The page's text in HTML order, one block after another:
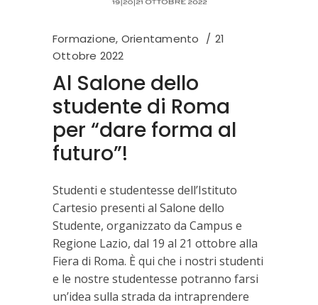
Formazione, Orientamento
21
Ottobre 2022
Al Salone dello
studente di Roma
per “dare forma al
futuro”!
Studenti e studentesse dell’Istituto
Cartesio presenti al Salone dello
Studente, organizzato da Campus e
Regione Lazio, dal 19 al 21 ottobre alla
Fiera di Roma. È qui che i nostri studenti
e le nostre studentesse potranno farsi
un’idea sulla strada da intraprendere